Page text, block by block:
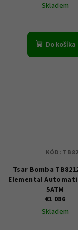
Skladem
Do košíka
Tsar Bomba
Elemental Automatic
5ATM
€1 086
Skladem
KÓD: